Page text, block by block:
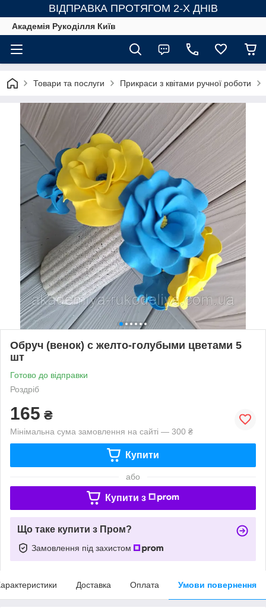
ВІДПРАВКА ПРОТЯГОМ 2-Х ДНІВ
Академія Рукоділля Київ
Товари та послуги Прикраси з квітами ручної роботи
Обруч (венок) с желто-голубыми цветами 5
шт
Готово до відправки
Роздріб
165 ₴
Мінімальна сума замовлення на сайті — 300 ₴
Купити
або
Купити з
Що таке купити з Пром?
Замовлення під захистом
Доставка Оплата Умови повернення